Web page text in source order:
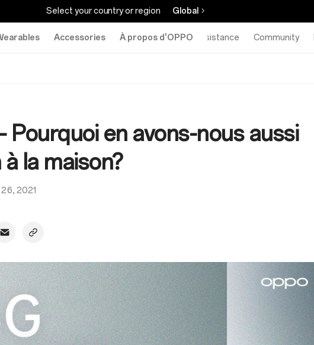
Select your country or region Global
Accessories À propos d'OPPO Assistance Community
Pourquoi en avons-nous aussi
à la maison?
26, 2021